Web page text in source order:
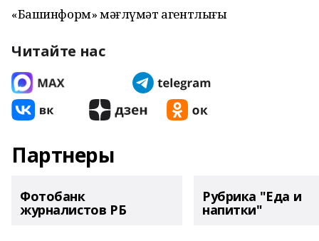
«Башинформ» мәғлүмәт агентлығы
Читайте нас
Партнеры
Фотобанк
журналистов РБ
Рубрика "Еда и
напитки"